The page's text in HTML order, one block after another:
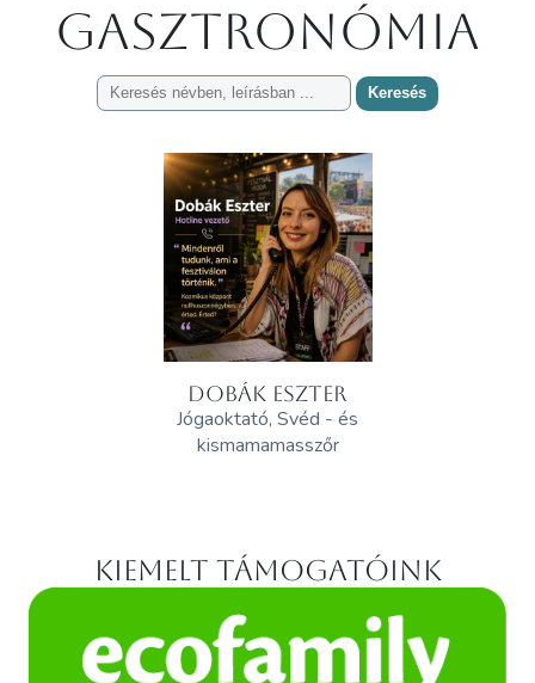
Gasztronómia
Keresés
DOBÁK ESZTER
Jógaoktató, Svéd - és
kismamamasszőr
Kiemelt támogatóink